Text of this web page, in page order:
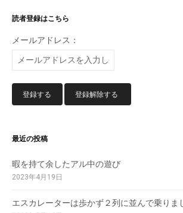
読者登録はこちら
メールアドレス：
最近の投稿
暇を持て余したアル中の遊び
2023年4月19日
エスカレーターは歩かず２列に並んで乗りま